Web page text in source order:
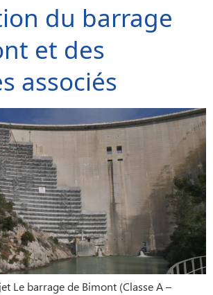
du barrage
et des
associés
Le barrage de Bimont (Classe A –